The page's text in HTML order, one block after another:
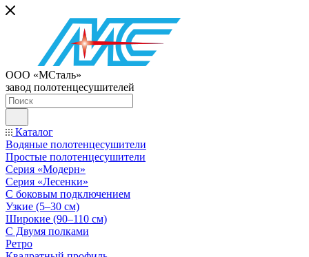
ООО «МСталь»
завод полотенцесушителей
Каталог
Водяные полотенцесушители
Простые полотенцесушители
Серия «Модерн»
Серия «Лесенки»
С боковым подключением
Узкие (5–30 см)
Широкие (90–110 см)
С Двумя полками
Ретро